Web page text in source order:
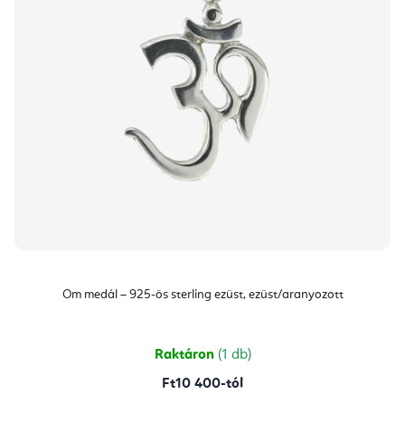
Om medál – 925-ös sterling ezüst, ezüst/aranyozott
Raktáron (1 db)
Ft10 400-tól